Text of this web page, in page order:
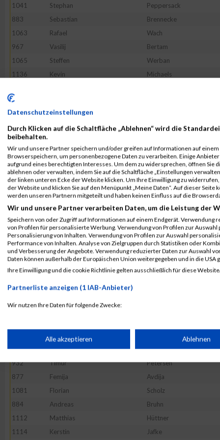
1041
Stephan Peppersack
883
Sebastian Brennecke
1063
Rafael Wach
967
Vasilij Bertam
1065
Steffen Werban
1136
Kevin Michaels
963
1085
Tobias
1151
Frank Schmidt
960
Marijo Barusic
950
Clemens Wenzel
1035
Martin Nadolleck
892
Sven Dheuten
1084
Florian Adomeit
905
Bodo Geerds
1005
Markus Heudecker
1002
Christian Heick
1000
Gabi Hansen
1043
Lukas
Marius
1155
Jan-Patrick Seidel
932
Timur Petersen
877
Femija Avdija
1081
Florian Scholz
884
Andreas Bruhn
1112
Matthias Hüttner
1114
Kerstin Jafke
Datenschutzeinstellungen
Durch Klicken auf die Schaltfläche „Ablehnen“ wird die
beibehalten.
Wir und unsere Partner speichern und/oder greifen auf Informationen auf einem
Browserspeichern, um personenbezogene Daten zu verarbeiten. Einige
aufgrund eines berechtigten Interesses. Um dem zu widersprechen, öffnen Sie
ablehnen oder verwalten, indem Sie auf die Schaltfläche „Einstellungen
der linken unteren Ecke der Website klicken. Um Ihre Einwilligung zu
der Website und klicken Sie auf den Menüpunkt „Meine Daten“. Auf dieser
werden unseren Partnern mitgeteilt und haben keinen Einfluss auf die
Wir und unsere Partner verarbeiten Daten, um die Leistung der
Speichern von oder Zugriff auf Informationen auf einem Endgerät. Verwendung
von Profilen für personalisierte Werbung. Verwendung von Profilen zur
Personalisierung von Inhalten. Verwendung von Profilen zur Auswahl
Performance von Inhalten. Analyse von Zielgruppen durch Statistiken oder
und Verbesserung der Angebote. Verwendung reduzierter Daten zur Auswahl
Daten können außerhalb der Europäischen Union weitergegeben und in die USA
Ihre Einwilligung und die cookie Richtlinie gelten ausschließlich für diese
Partnerliste anzeigen (1 IAB-Anbieter)
Wir nutzen Ihre Daten für folgende Zwecke:
Speichern von oder Zugriff auf Informationen auf einem
Verwendung reduzierter Daten zur Auswahl von Werbeanzeigen
Verwendung von Profilen zur Auswahl personalisierter Werbung
Alle akzeptieren Ablehnen